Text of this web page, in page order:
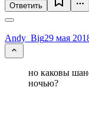
Ответить
Andy_Big29 мая
но каковы
ночью?